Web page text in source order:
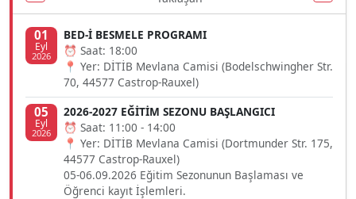
01
Eyl
2026
BED-İ BESMELE PROGRAMI
⏰ Saat: 18:00
📍 Yer: DİTİB Mevlana Camisi (Bodelschwingher Str.
70, 44577 Castrop-Rauxel)
05
Eyl
2026
2026-2027 EĞİTİM SEZONU BAŞLANGICI
⏰ Saat: 11:00 - 14:00
📍 Yer: DİTİB Mevlana Camisi (Dortmunder Str. 175,
44577 Castrop-Rauxel)
05-06.09.2026 Eğitim Sezonunun Başlaması ve
Öğrenci kayıt İşlemleri.